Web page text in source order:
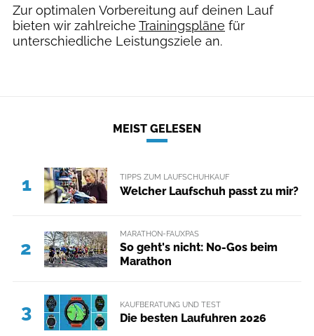
Zur optimalen Vorbereitung auf deinen Lauf
bieten wir zahlreiche Trainingspläne für
unterschiedliche Leistungsziele an.
MEIST GELESEN
1 TIPPS ZUM LAUFSCHUHKAUF
Welcher Laufschuh passt zu mir?
2
MARATHON-FAUXPAS
So geht's nicht: No-Gos beim
Marathon
3 KAUFBERATUNG UND TEST
Die besten Laufuhren 2026